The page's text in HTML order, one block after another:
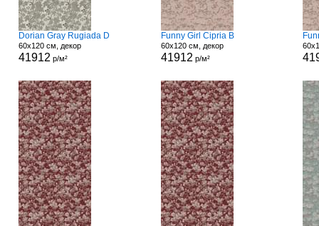
Dorian Gray Rugiada D
60x120 см, декор
41912 р/м²
Funny Girl Cipria B
60x120 см, декор
41912 р/м²